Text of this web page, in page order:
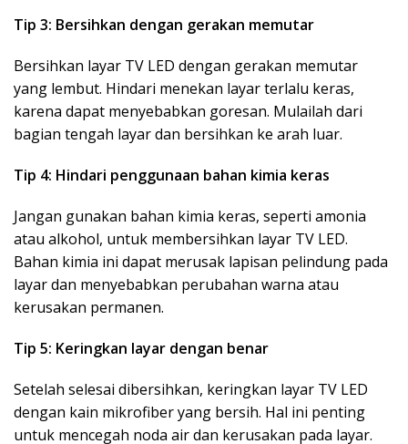
Tip 3: Bersihkan dengan gerakan memutar
Bersihkan layar TV LED dengan gerakan memutar
yang lembut. Hindari menekan layar terlalu keras,
karena dapat menyebabkan goresan. Mulailah dari
bagian tengah layar dan bersihkan ke arah luar.
Tip 4: Hindari penggunaan bahan kimia keras
Jangan gunakan bahan kimia keras, seperti amonia
atau alkohol, untuk membersihkan layar TV LED.
Bahan kimia ini dapat merusak lapisan pelindung pada
layar dan menyebabkan perubahan warna atau
kerusakan permanen.
Tip 5: Keringkan layar dengan benar
Setelah selesai dibersihkan, keringkan layar TV LED
dengan kain mikrofiber yang bersih. Hal ini penting
untuk mencegah noda air dan kerusakan pada layar.